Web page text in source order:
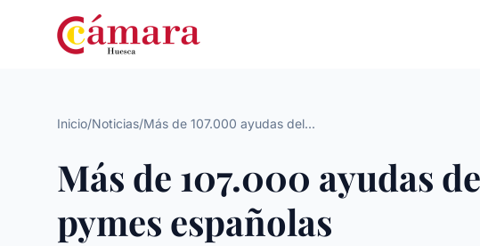
Inicio/Noticias/Más de 107.000 ayudas del...
Más de 107.000 ayudas
pymes españolas